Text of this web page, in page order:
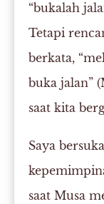
“bukalah
Tetapi
berkata,
buka jalan”
saat kita
Saya
saat Musa